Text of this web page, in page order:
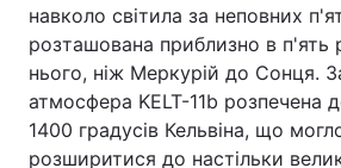
навколо світила за неповних
розташована приблизно в п'ять
нього, ніж Меркурій до Сонця.
атмосфера KELT-11b розпечена
1400 градусів Кельвіна, що
розширитися до настільки